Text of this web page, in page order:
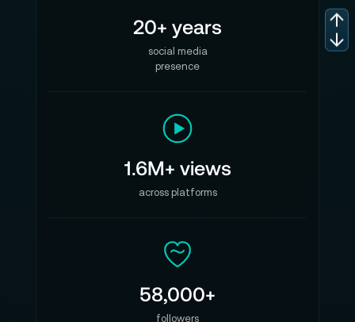
20+ years
social media
presence
1.6M+ views
across platforms
58,000+
followers